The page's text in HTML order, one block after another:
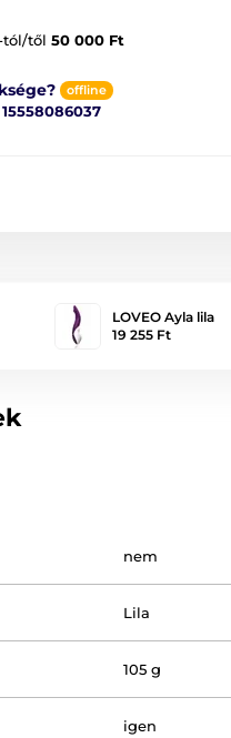
tól/től 50 000 Ft
offline
15558086037
LOVEO Ayla lila
19 255 Ft
nem
Lila
105 g
igen